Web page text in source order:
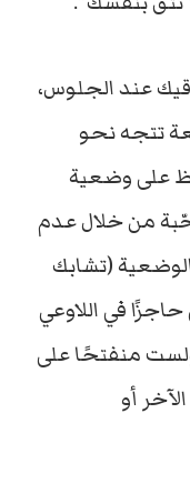
عند الجلوس،
تتجه نحو
على وضعية
من خلال عدم
(تشابك
في اللاوعي
منفتحًا على
أو